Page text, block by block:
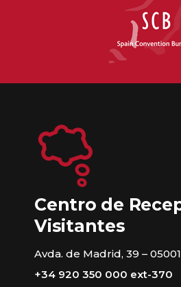
Centro de
Visitantes
Avda. de Madrid, 39 –
+34 920 350 000 ext-370